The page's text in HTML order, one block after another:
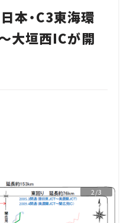
本・C3東海環
大垣西ICが開
2/3